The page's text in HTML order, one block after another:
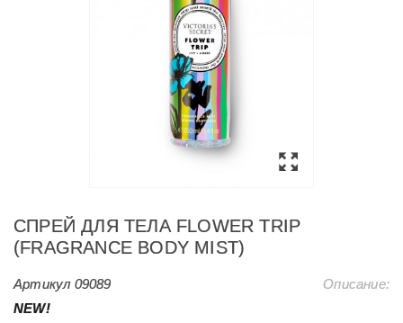
СПРЕЙ ДЛЯ ТЕЛА FLOWER TRIP
(FRAGRANCE BODY MIST)
Артикул 09089
Описание:
NEW!